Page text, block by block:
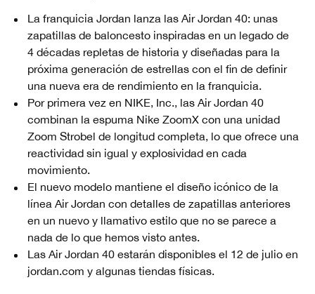
La franquicia Jordan lanza las Air Jordan 40: unas
zapatillas de baloncesto inspiradas en un legado de
4 décadas repletas de historia y diseñadas para la
próxima generación de estrellas con el fin de definir
una nueva era de rendimiento en la franquicia.
Por primera vez en NIKE, Inc., las Air Jordan 40
combinan la espuma Nike ZoomX con una unidad
Zoom Strobel de longitud completa, lo que ofrece una
reactividad sin igual y explosividad en cada
movimiento.
El nuevo modelo mantiene el diseño icónico de la
línea Air Jordan con detalles de zapatillas anteriores
en un nuevo y llamativo estilo que no se parece a
nada de lo que hemos visto antes.
Las Air Jordan 40 estarán disponibles el 12 de julio en
jordan.com y algunas tiendas físicas.